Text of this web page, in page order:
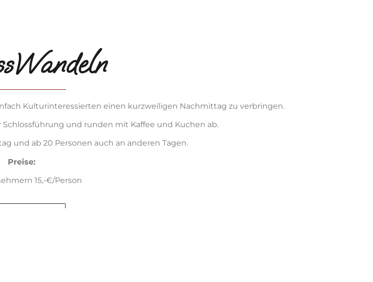
Kulturinteressierten einen kurzweiligen Nachmittag zu verbringen.
und runden mit Kaffee und Kuchen ab.
und ab 20 Personen auch an anderen Tagen.
Preise:
15,-€/Person